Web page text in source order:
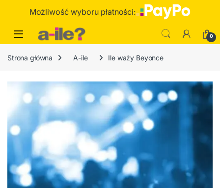
Możliwość wyboru płatności:
0
Strona główna A-ile Ile waży Beyonce